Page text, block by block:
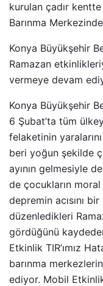
kurulan çadır
Barınma
Konya Büyükşehir
Ramazan
vermeye devam
Konya Büyükşehir
6 Şubat’ta tüm
felaketinin
beri yoğun şekilde
ayının gelmesiyle
de çocukların
depremin acısını
düzenledikleri
gördüğünü
Etkinlik TIR’ımız
barınma
ediyor. Mobil